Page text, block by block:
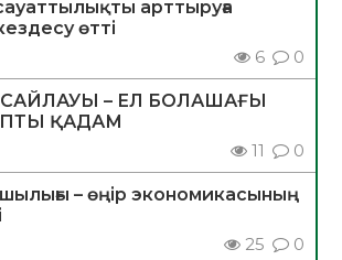
арттыруға
өтті
6 0
– ЕЛ БОЛАШАҒЫ
ҚАДАМ
11 0
– өңір экономикасының
25 0